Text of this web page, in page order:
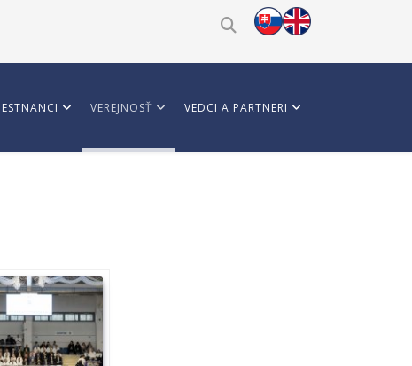
VEREJNOSŤ VEDCI A PARTNERI